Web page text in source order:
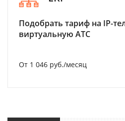
Подобрать тариф на IP-
виртуальную АТС
От 1 046 руб./месяц